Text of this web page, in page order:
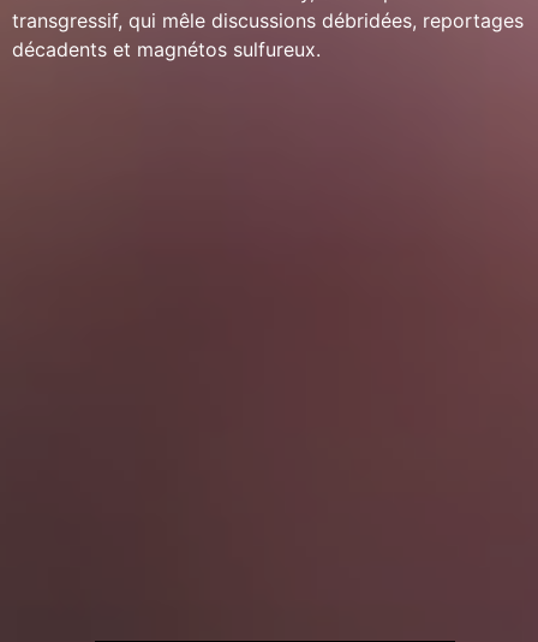
transgressif, qui mêle discussions débridées, reportages
décadents et magnétos sulfureux.